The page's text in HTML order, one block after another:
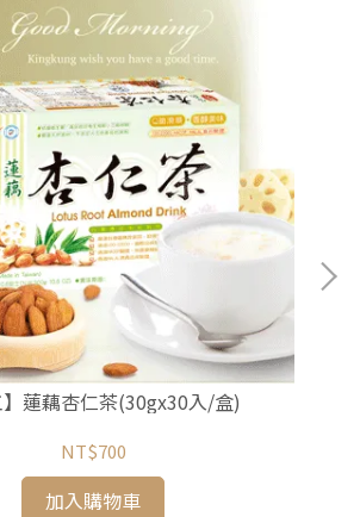
】蓮藕杏仁茶(30gx30入/盒)
NT$700
加入購物車